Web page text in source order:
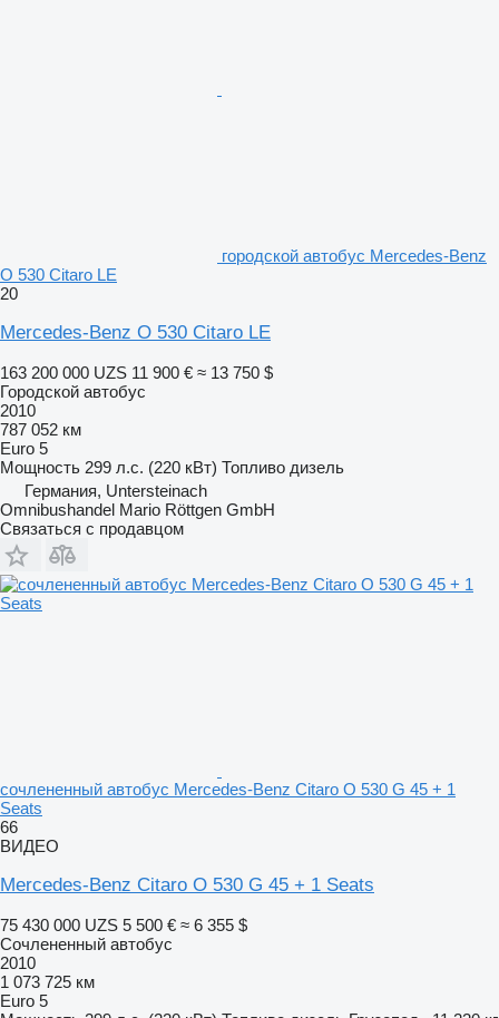
городской автобус Mercedes-Benz
O 530 Citaro LE
20
Mercedes-Benz O 530 Citaro LE
163 200 000 UZS 11 900 € ≈ 13 750 $
Городской автобус
2010
787 052 км
Euro 5
Мощность 299 л.с. (220 кВт) Топливо дизель
Германия, Untersteinach
Omnibushandel Mario Röttgen GmbH
Связаться с продавцом
сочлененный автобус Mercedes-Benz Citaro O 530 G 45 + 1
Seats
66
ВИДЕО
Mercedes-Benz Citaro O 530 G 45 + 1 Seats
75 430 000 UZS 5 500 € ≈ 6 355 $
Сочлененный автобус
2010
1 073 725 км
Euro 5